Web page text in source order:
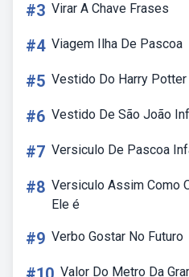
#3 Virar A Chave Frases
#4 Viagem Ilha De Pascoa
#5 Vestido Do Harry Potter
#6 Vestido De São João
#7 Versiculo De Pascoa
#8 Versiculo Assim Como
Ele é
#9 Verbo Gostar No Futuro
Valor Do Metro Da